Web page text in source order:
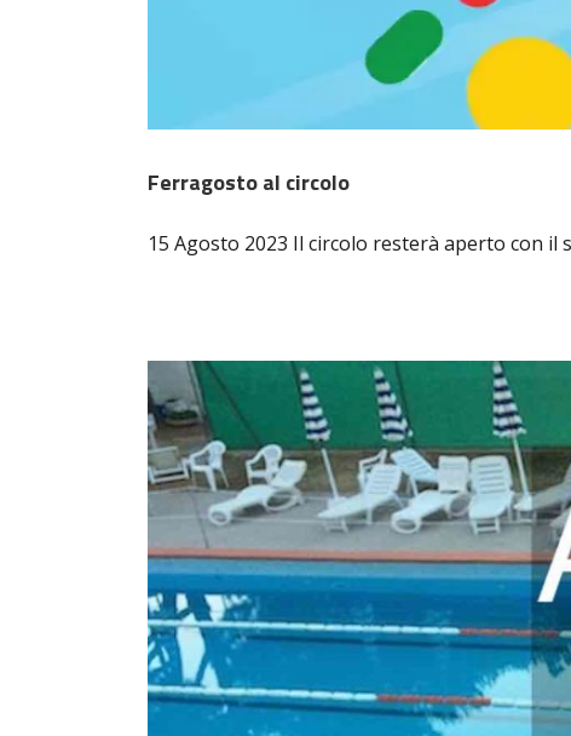
Ferragosto al circolo
15 Agosto 2023 Il circolo resterà aperto con il